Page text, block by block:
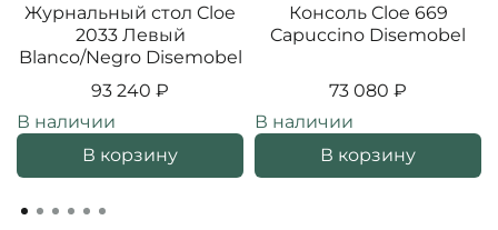
Журнальный стол Cloe
2033 Левый
Blanco/Negro Disemobel
93 240 ₽
В наличии
В корзину
Консоль Cloe 669
Capuccino Disemobel
73 080 ₽
В наличии
В корзину